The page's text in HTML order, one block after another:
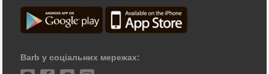
Barb у соціальних мережах: